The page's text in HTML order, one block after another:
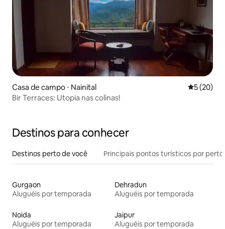
Casa de campo ⋅ Nainital 5 de uma
5 (20)
Bir Terraces: Utopia nas colinas!
Destinos para conhecer
Destinos perto de você Principais pontos turísticos por perto
Gurgaon
Aluguéis por temporada
Dehradun
Aluguéis por temporada
Noida
Aluguéis por temporada
Jaipur
Aluguéis por temporada